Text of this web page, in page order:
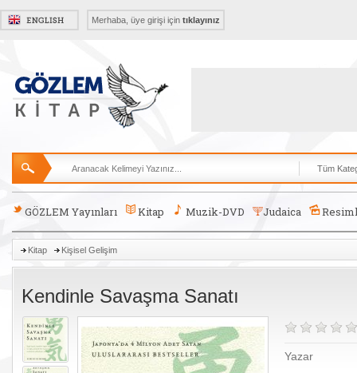
Merhaba, üye girişi için tıklayınız
GÖZLEM Yayınları Kitap Muzik-DVD Judaica
Kitap Kişisel Gelişim
Kendinle Savaşma Sanatı
Yazar